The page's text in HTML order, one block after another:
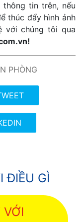
tin trên, nếu
thúc đẩy hình ảnh
với chúng tôi qua
PHÒNG
ĐIỀU GÌ
VỚI